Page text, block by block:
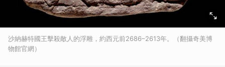
沙納赫特國王擊殺敵人的浮雕，約西元前2686–2613年。（翻攝奇美博
物館官網）